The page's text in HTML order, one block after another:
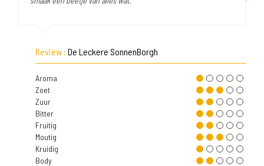
Review : De Leckere SonnenBorgh
Aroma
Zoet
Zuur
Bitter
Fruitig
Moutig
Kruidig
Body